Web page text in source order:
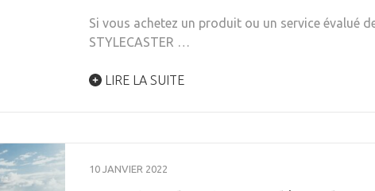
Si vous achetez un produit ou un service évalué
STYLECASTER …
LIRE LA SUITE
10 JANVIER 2022